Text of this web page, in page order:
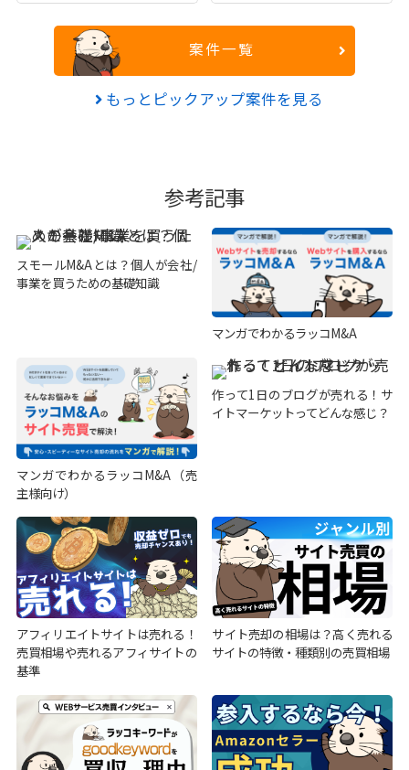
案件一覧
もっとピックアップ案件を見る
参考記事
スモールM&Aとは？個人が会社/
事業を買うための基礎知識
マンガでわかるラッコM&A
マンガでわかるラッコM&A（売
主様向け）
作って1日のブログが売れる！サ
イトマーケットってどんな感じ？
アフィリエイトサイトは売れる！
売買相場や売れるアフィサイトの
基準
サイト売却の相場は？高く売れる
サイトの特徴・種類別の売買相場